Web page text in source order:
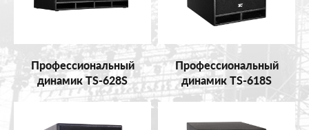
Профессиональный
динамик TS-628S
Профессиональный
динамик TS-618S